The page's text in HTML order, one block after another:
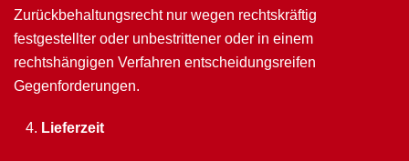
Zurückbehaltungsrecht nur wegen rechtskräftig
festgestellter oder unbestrittener oder in einem
rechtshängigen Ver­fahren entscheidungsreifen
Gegenforderungen.
Lieferzeit